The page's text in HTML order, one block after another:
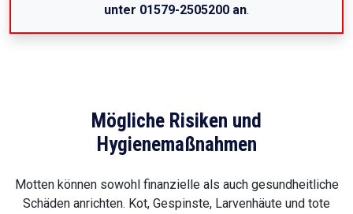
unter 01579-2505200 an.
Mögliche Risiken und
Hygienemaßnahmen
Motten können sowohl finanzielle als auch gesundheitliche
Schäden anrichten. Kot, Gespinste, Larvenhäute und tote